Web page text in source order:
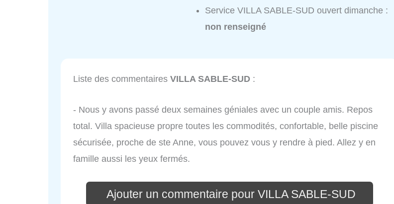
Service VILLA SABLE-SUD ouvert dimanche :
non renseigné
Liste des commentaires VILLA SABLE-SUD :
- Nous y avons passé deux semaines géniales avec un couple amis. Repos
total. Villa spacieuse propre toutes les commodités, confortable, belle piscine
sécurisée, proche de ste Anne, vous pouvez vous y rendre à pied. Allez y en
famille aussi les yeux fermés.
Ajouter un commentaire pour VILLA SABLE-SUD